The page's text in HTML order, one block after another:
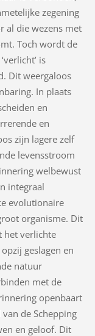
zegening
al die wezens met
Toch wordt de
is
Dit weergaloos
In plaats
en
en
zijn lagere zelf
levensstroom
welbewust
integraal
evolutionaire
organisme. Dit
het verlichte
geslagen en
natuur
met de
openbaart
de Schepping
en geloof. Dit